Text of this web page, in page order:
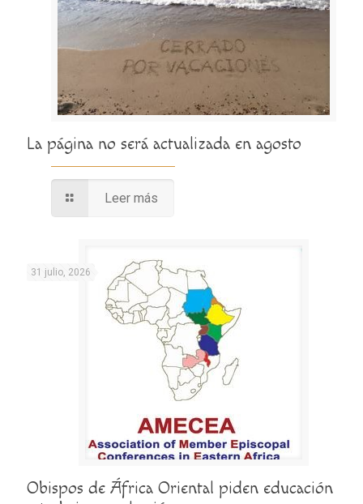
La página no será actualizada en agosto
Leer más
31 julio, 2026
Obispos de África Oriental piden educación